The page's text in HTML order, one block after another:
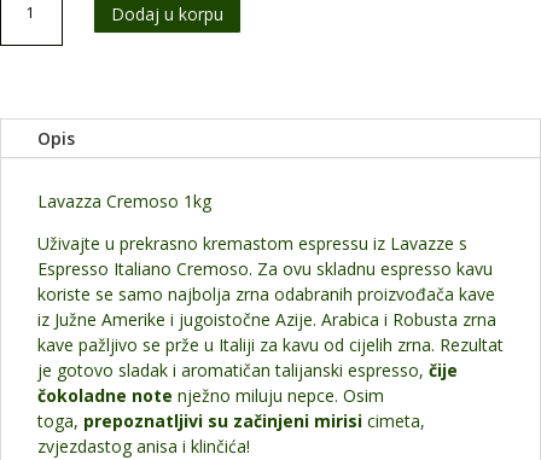
Lavazza
Cremoso
Dodaj u korpu
Opis
Lavazza Cremoso 1kg
Uživajte u prekrasno kremastom espressu iz Lavazze s
Espresso Italiano Cremoso. Za ovu skladnu espresso kavu
koriste se samo najbolja zrna odabranih proizvođača kave
iz Južne Amerike i jugoistočne Azije. Arabica i Robusta zrna
kave pažljivo se prže u Italiji za kavu od cijelih zrna. Rezultat
je gotovo sladak i aromatičan talijanski espresso, čije
čokoladne note nježno miluju nepce. Osim
toga, prepoznatljivi su začinjeni mirisi cimeta,
zvjezdastog anisa i klinčića!